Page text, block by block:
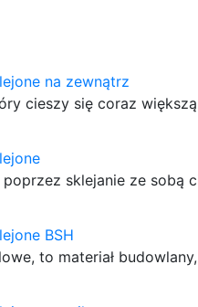
na zewnątrz
cieszy się coraz
sklejanie ze sobą
BSH
to materiał